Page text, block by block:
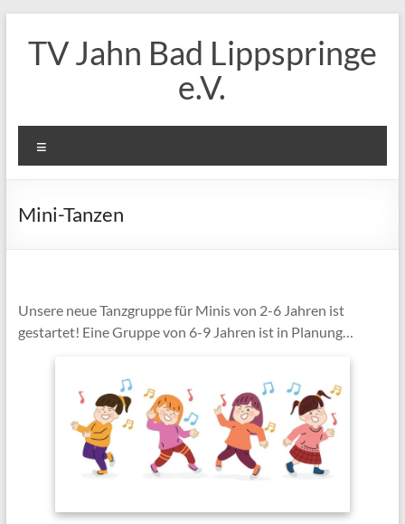
Inhalt
springen
TV Jahn Bad Lippspringe
e.V.
Mini-Tanzen
Unsere neue Tanzgruppe für Minis von 2-6 Jahren ist
gestartet! Eine Gruppe von 6-9 Jahren ist in Planung…